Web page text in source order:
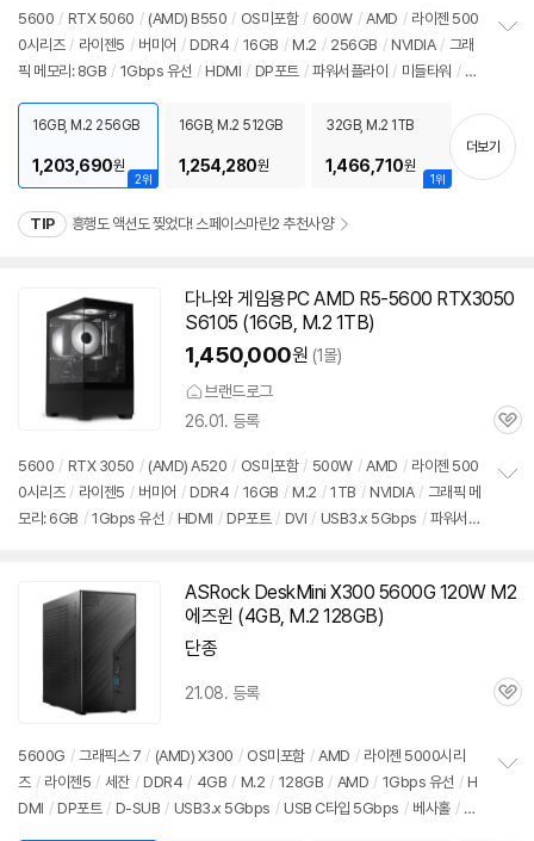
견
리
뷰
5600 / RTX 5060 / (AMD) B550 / OS미포함 / 600W / AMD / 라이젠 500
0시리즈 / 라이젠5 / 버미어 / DDR4 / 16GB / M.2 / 256GB / NVIDIA / 그래
픽 메모리: 8GB / 1Gbps 유선 / HDMI / DP포트 / 파워서플라이 / 미들타워 / LE
기
2위
16GB, M.2 256GB
1,203,690원
16GB, M.2 512GB
1,254,280원
1위
32GB, M.2 1TB
1,466,710원
더보기
TIP 흥행도 액션도 찢었다! 스페이스마린2 추천사양
다나와 게임용PC AMD R5-5600 RTX3050
S6105 (16GB, M.2 1TB)
1,450,000원 (1몰)
브랜드로그
26.01. 등록
관
5600 / RTX 3050 / (AMD) A520 / OS미포함 / 500W / AMD / 라이젠 500
0시리즈 / 라이젠5 / 버미어 / DDR4 / 16GB / M.2 / 1TB / NVIDIA / 그래픽 메
모리: 6GB / 1Gbps 유선 / HDMI / DP포트 / DVI / USB3.x 5Gbps / 파워서플
기
ASRock DeskMini X300 5600G 120W M2
에즈윈 (4GB, M.2 128GB)
단종
21.08. 등록
관
5600G / 그래픽스 7 / (AMD) X300 / OS미포함 / AMD / 라이젠 5000시리
즈 / 라이젠5 / 세잔 / DDR4 / 4GB / M.2 / 128GB / AMD / 1Gbps 유선 / H
DMI / DP포트 / D-SUB / USB3.x 5Gbps / USB C타입 5Gbps / 베사홀 / D